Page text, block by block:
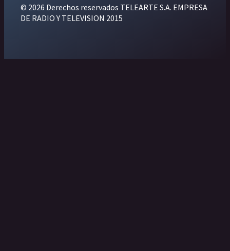
© 2026 Derechos reservados TELEARTE S.A. EMPRESA
DE RADIO Y TELEVISION 2015